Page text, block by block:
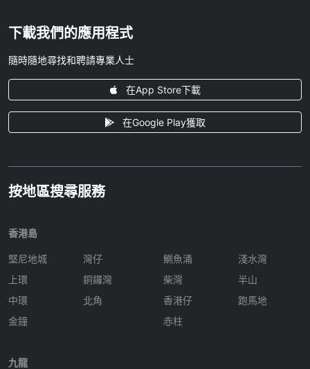
下載我們的應用程式
隨時隨地尋找和聘請專業人士
在App Store下載
在Google Play獲取
按地區搜尋服務
香港島
堅尼地城
上環
中環
金鐘
灣仔
銅鑼灣
北角
鰂魚涌
柴灣
香港仔
赤柱
淺水灣
半山
跑馬地
九龍